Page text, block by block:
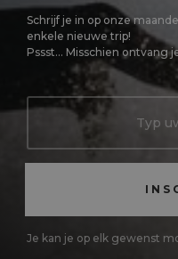
Schrijf je in op onze
enkele nieuwe trip!
Pssst... Misschien ontvang
Je kan je op elk gewenst